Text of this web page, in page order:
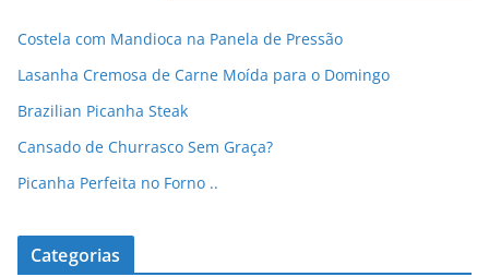
Costela com Mandioca na Panela de Pressão
Lasanha Cremosa de Carne Moída para o Domingo
Brazilian Picanha Steak
Cansado de Churrasco Sem Graça?
Picanha Perfeita no Forno ..
Categorias